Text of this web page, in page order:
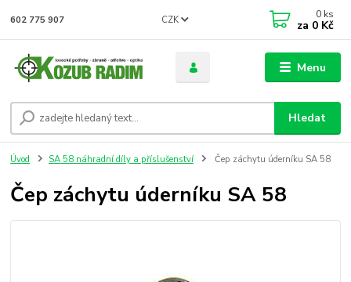
Menu
CZK
Hledat
602 775 907 0 ks
za 0 Kč
Úvod SA 58 náhradní díly a příslušenství Čep záchytu úderníku SA 58
Čep záchytu úderníku SA 58